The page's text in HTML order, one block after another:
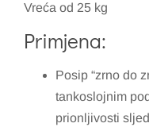
Vreća od 25 kg
Primjena:
Posip “zrno do
tankoslojnim
prionljivosti